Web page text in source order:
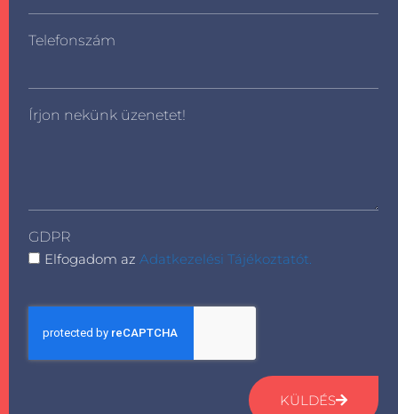
Telefonszám
Írjon nekünk üzenetet!
GDPR
Elfogadom azAdatkezelési Tájékoztatót.
KÜLDÉS